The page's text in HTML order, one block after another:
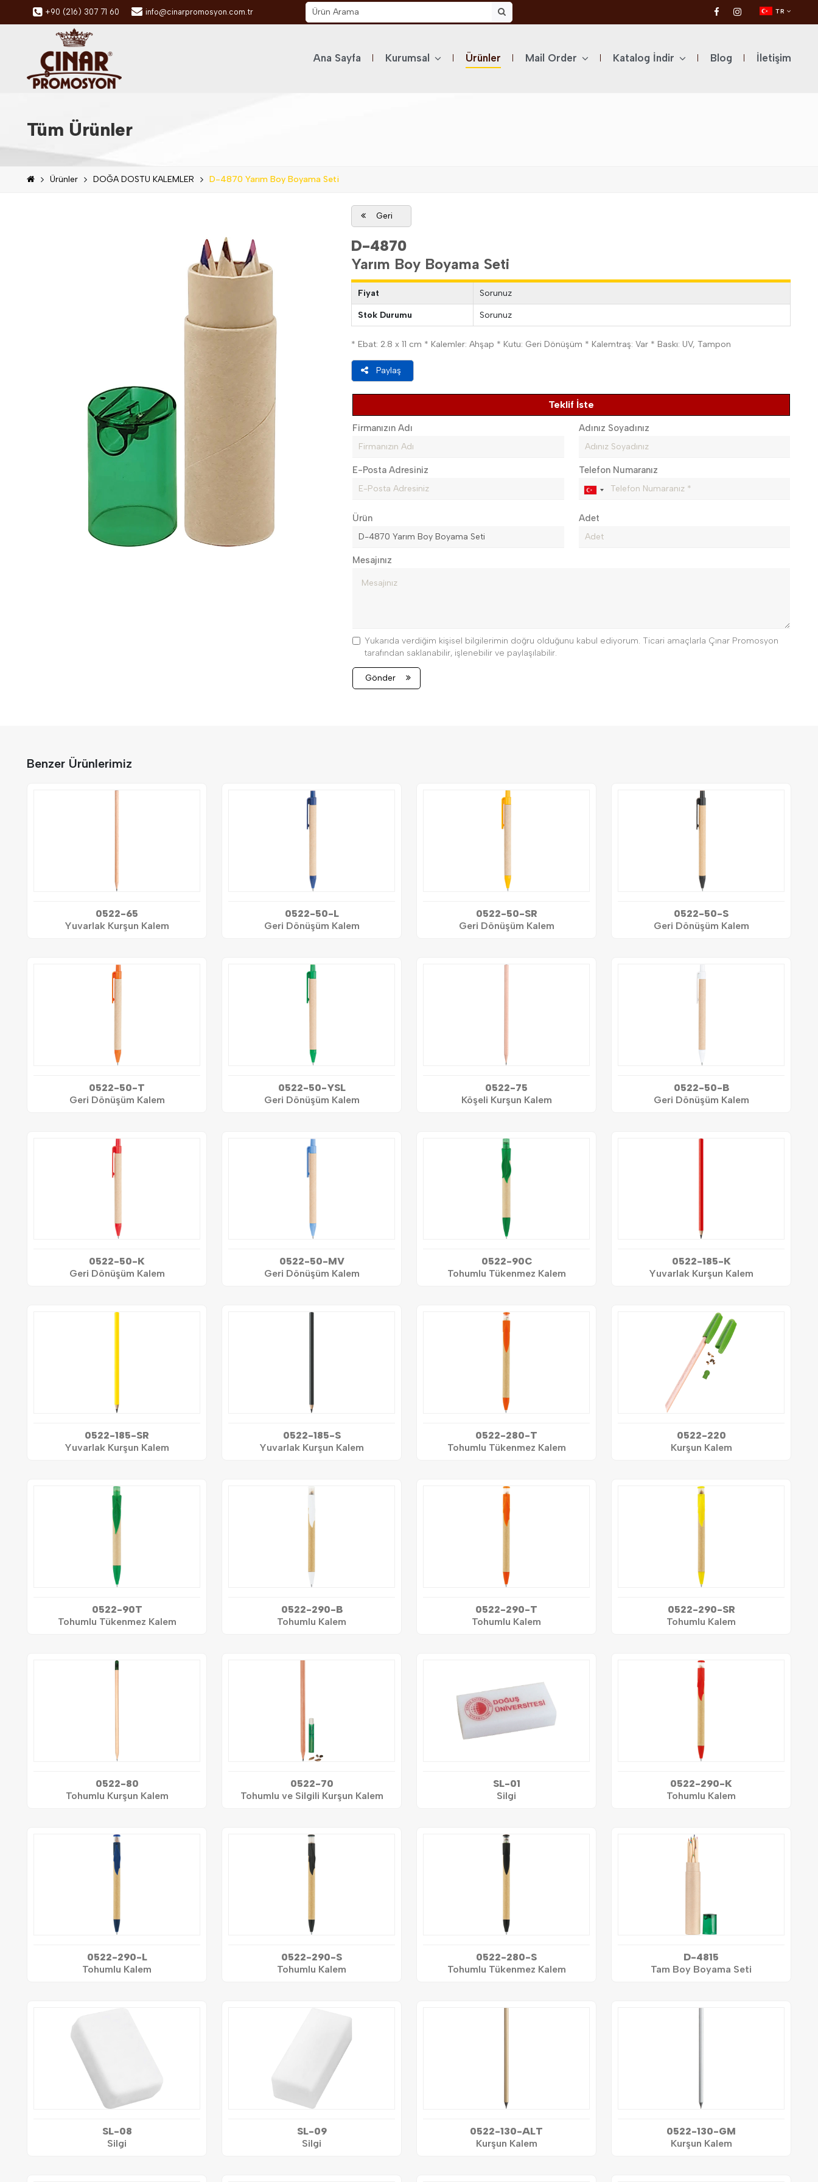
+90 (216) 307 71 60 info@cinarpromosyon.com.tr TR
Ana Sayfa Kurumsal Ürünler Mail Order Katalog İndir Blog İletişim
Tüm Ürünler
Ürünler DOĞA DOSTU KALEMLER D-4870 Yarım Boy Boyama Seti
Geri
D-4870
Yarım Boy Boyama Seti
Fiyat Sorunuz
Stok Durumu Sorunuz
* Ebat: 2.8 x 11 cm * Kalemler: Ahşap * Kutu: Geri Dönüşüm * Kalemtraş: Var * Baskı: UV, Tampon
Paylaş
Teklif İste
Firmanızın Adı Adınız Soyadınız
E-Posta Adresiniz Telefon Numaranız
Ürün Adet
Mesajınız
Yukarıda verdiğim kişisel bilgilerimin doğru olduğunu kabul ediyorum. Ticari amaçlarla Çınar Promosyon
tarafından saklanabilir, işlenebilir ve paylaşılabilir.
Gönder
Benzer Ürünlerimiz
0522-65
Yuvarlak Kurşun Kalem
0522-50-L
Geri Dönüşüm Kalem
0522-50-SR
Geri Dönüşüm Kalem
0522-50-S
Geri Dönüşüm Kalem
0522-50-T
Geri Dönüşüm Kalem
0522-50-YSL
Geri Dönüşüm Kalem
0522-75
Köşeli Kurşun Kalem
0522-50-B
Geri Dönüşüm Kalem
0522-50-K
Geri Dönüşüm Kalem
0522-50-MV
Geri Dönüşüm Kalem
0522-90C
Tohumlu Tükenmez Kalem
0522-185-K
Yuvarlak Kurşun Kalem
0522-185-SR
Yuvarlak Kurşun Kalem
0522-185-S
Yuvarlak Kurşun Kalem
0522-280-T
Tohumlu Tükenmez Kalem
0522-220
Kurşun Kalem
0522-90T
Tohumlu Tükenmez Kalem
0522-290-B
Tohumlu Kalem
0522-290-T
Tohumlu Kalem
0522-290-SR
Tohumlu Kalem
0522-80
Tohumlu Kurşun Kalem
0522-70
Tohumlu ve Silgili Kurşun Kalem
SL-01
Silgi
0522-290-K
Tohumlu Kalem
0522-290-L
Tohumlu Kalem
0522-290-S
Tohumlu Kalem
0522-280-S
Tohumlu Tükenmez Kalem
D-4815
Tam Boy Boyama Seti
SL-08
Silgi
SL-09
Silgi
0522-130-ALT
Kurşun Kalem
0522-130-GM
Kurşun Kalem